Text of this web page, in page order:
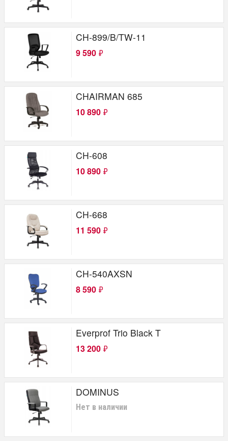
CH-899/B/TW-11
9 590 ₽
CHAIRMAN 685
10 890 ₽
CH-608
10 890 ₽
CH-668
11 590 ₽
CH-540AXSN
8 590 ₽
Everprof Trio Black T
13 200 ₽
DOMINUS
Нет в наличии